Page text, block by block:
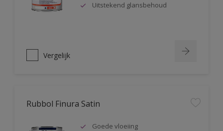
Uitstekend glansbehoud
Vergelijk
Rubbol Finura Satin
Goede vloeiing